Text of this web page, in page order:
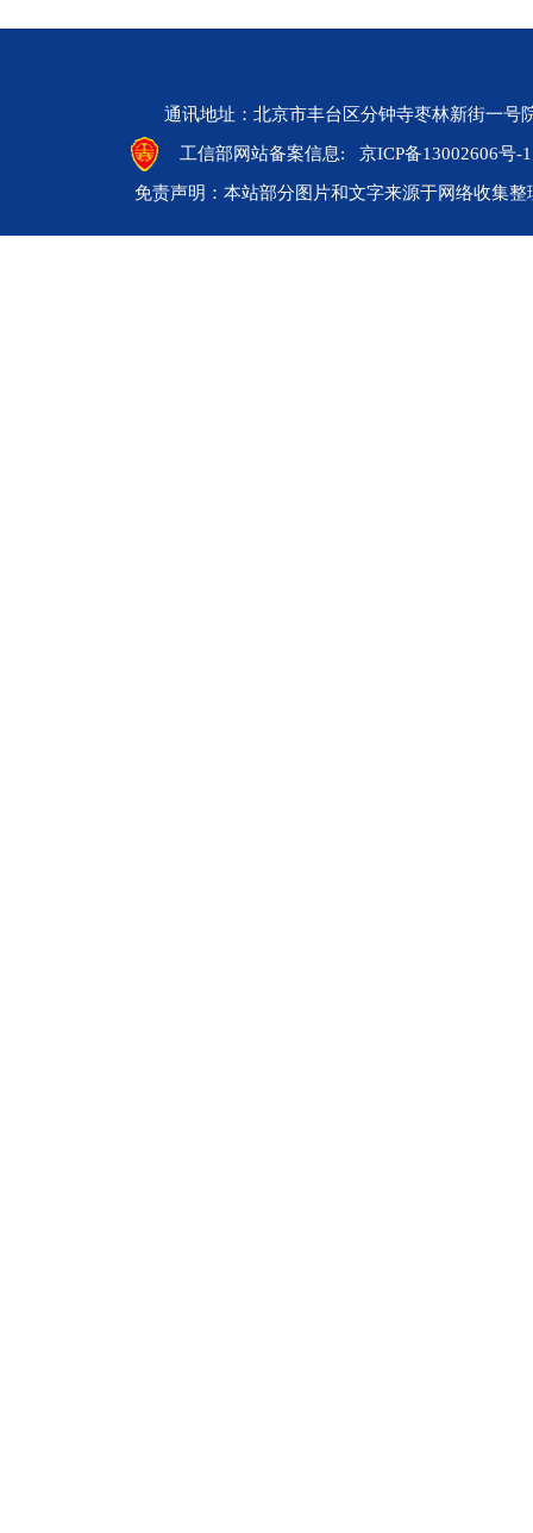
通讯地址：北京市丰台区分钟寺枣林新街一
工信部网站备案信息: 京ICP备13002606号-1
免责声明：本站部分图片和文字来源于网络收集